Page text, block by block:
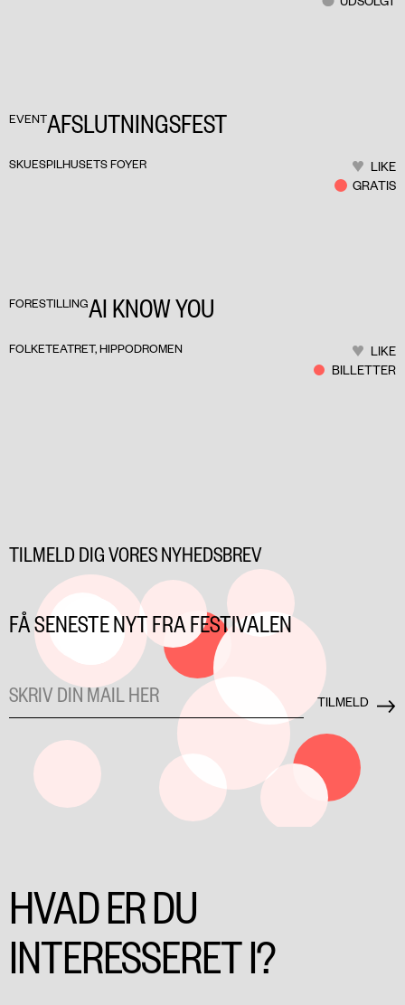
EVENTAFSLUTNINGSFEST
SKUESPILHUSETS FOYER
LIKE
GRATIS
FORESTILLINGAI KNOW YOU
FOLKETEATRET, HIPPODROMEN
LIKE
BILLETTER
TILMELD DIG VORES NYHEDSBREV
FÅ SENESTE NYT FRA FESTIVALEN
HVAD ER DU
INTERESSERET I?